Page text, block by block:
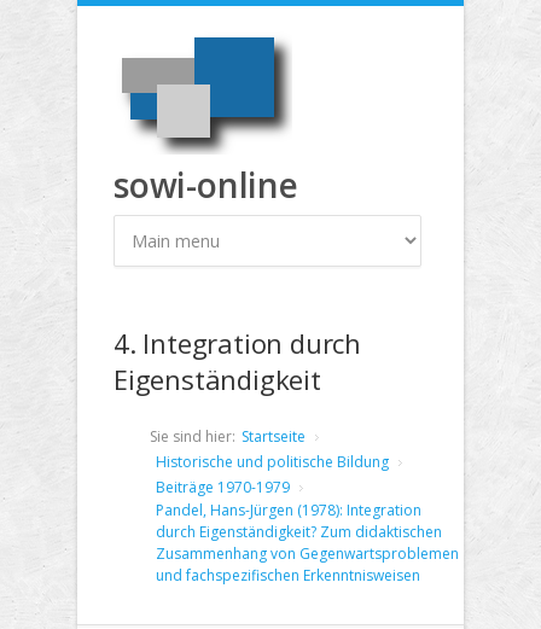
Direkt zum Inhalt
sowi-online
4. Integration durch
Eigenständigkeit
Sie sind hier: Startseite
Historische und politische Bildung
Beiträge 1970-1979
Pandel, Hans-Jürgen (1978): Integration
durch Eigenständigkeit? Zum didaktischen
Zusammenhang von Gegenwartsproblemen
und fachspezifischen Erkenntnisweisen